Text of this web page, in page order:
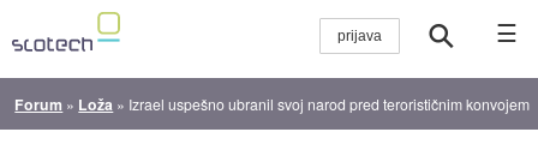
☰
Forum » Loža » Izrael uspešno ubranil svoj narod pred terorističnim konvojem